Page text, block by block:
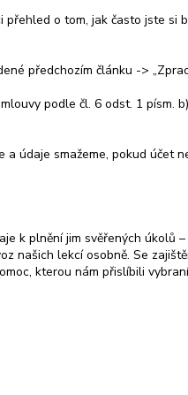
o tom, jak často jste si
předchozím článku ->
podle čl. 6 odst. 1 písm. b)
údaje smažeme, pokud účet
k plnění jim svěřených úkolů
našich lekcí osobně. Se
kterou nám přislíbili